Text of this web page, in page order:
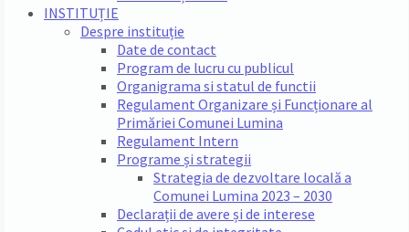
INSTITUȚIE
Despre instituție
Date de contact
Program de lucru cu publicul
Organigrama si statul de functii
Regulament Organizare și Funcționare al
Primăriei Comunei Lumina
Regulament Intern
Programe și strategii
Strategia de dezvoltare locală a
Comunei Lumina 2023 – 2030
Declarații de avere și de interese